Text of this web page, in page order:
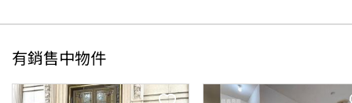
有銷售中物件